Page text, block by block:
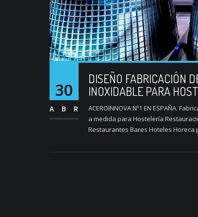
30
ABR
DISEÑO FABRICACIÓN
INOXIDABLE PARA
ACEROINNOVA Nº1 EN ESPAÑA.
a medida para Hostelería
Restaurantes Bares Hoteles Horeca